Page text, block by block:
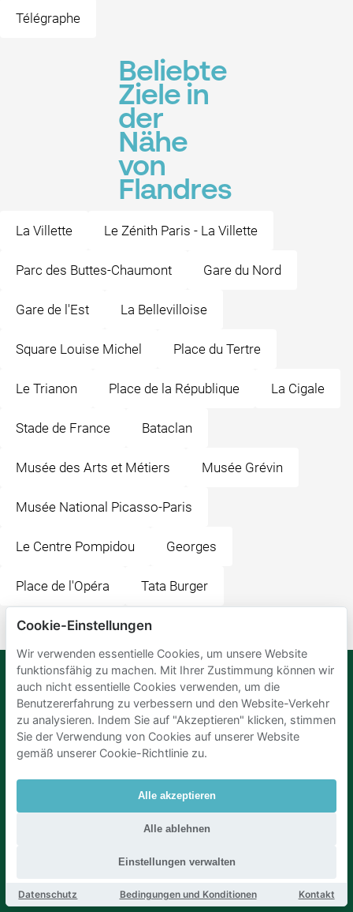
Télégraphe
Beliebte
Ziele in
der
Nähe
von
Flandres
La Villette Le Zénith Paris - La Villette
Parc des Buttes-Chaumont Gare du Nord
Gare de l'Est La Bellevilloise
Square Louise Michel Place du Tertre
Le Trianon Place de la République La Cigale
Stade de France Bataclan
Musée des Arts et Métiers Musée Grévin
Musée National Picasso-Paris
Le Centre Pompidou Georges
Place de l'Opéra Tata Burger
Mobypark
B.V.
Sprache
Deutsch
Englisch
Cookie-Einstellungen
Wir verwenden essentielle Cookies, um unsere Website
funktionsfähig zu machen. Mit Ihrer Zustimmung können wir
auch nicht essentielle Cookies verwenden, um die
Benutzererfahrung zu verbessern und den Website-Verkehr
zu analysieren. Indem Sie auf "Akzeptieren" klicken, stimmen
Sie der Verwendung von Cookies auf unserer Website
gemäß unserer Cookie-Richtlinie zu.
Alle akzeptieren
Alle ablehnen
Einstellungen verwalten
Datenschutz Bedingungen und Konditionen Kontakt